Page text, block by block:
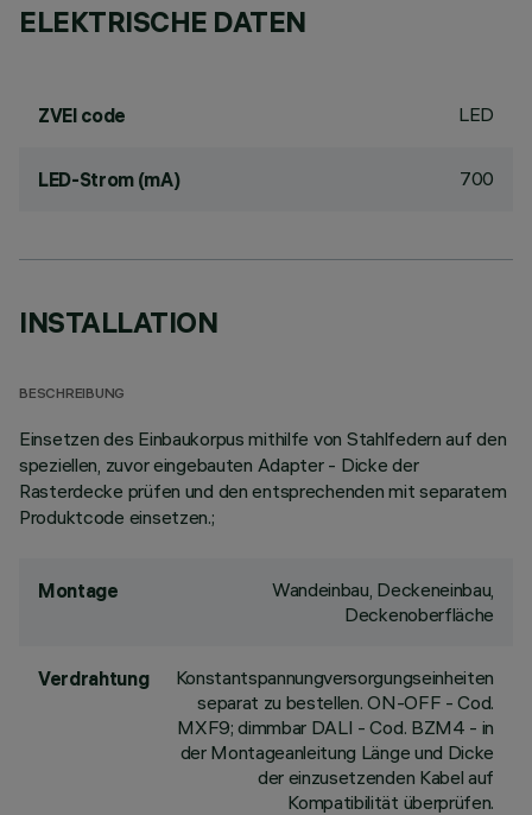
ELEKTRISCHE DATEN
ZVEI code LED
LED-Strom (mA) 700
INSTALLATION
BESCHREIBUNG
Einsetzen des Einbaukorpus mithilfe von Stahlfedern auf den
speziellen, zuvor eingebauten Adapter - Dicke der
Rasterdecke prüfen und den entsprechenden mit separatem
Produktcode einsetzen.;
Montage
Wandeinbau, Deckeneinbau,
Deckenoberfläche
Verdrahtung
Konstantspannungversorgungseinheiten
separat zu bestellen. ON-OFF - Cod.
MXF9; dimmbar DALI - Cod. BZM4 - in
der Montageanleitung Länge und Dicke
der einzusetzenden Kabel auf
Kompatibilität überprüfen.